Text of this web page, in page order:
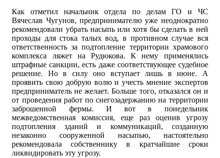
Как отметил начальник отдела по делам ГО и ЧС
Вячеслав Чугунов, предпринимателю уже неоднократно
рекомендовали убрать насыпь или хотя бы сделать в ней
проходы для стока талых вод, в противном случае вся
ответственность за подтопление территории храмового
комплекса ляжет на Рудюкова. К нему применялись
штрафные санкции, есть даже соответствующее судебное
решение. Но в силу оно вступает лишь в июне. А
проявить свою добрую волю и учесть мнение экспертов
предприниматель не желает. Больше того, отказался он и
от проведения работ по снегозадержанию на территории
заброшенной фермы. И вот в понедельник
межведомственная комиссия, еще раз оценив угрозу
подтопления зданий и коммуникаций, созданную
незаконно сооруженной насыпью, настоятельно
рекомендовала собственнику в кратчайшие сроки
ликвидировать эту угрозу.